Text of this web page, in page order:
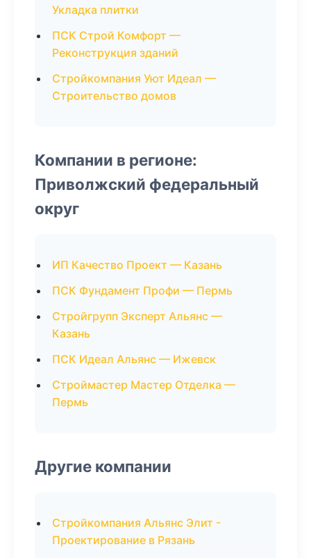
Укладка плитки
ПСК Строй Комфорт —
Реконструкция зданий
Стройкомпания Уют Идеал —
Строительство домов
Компании в регионе:
Приволжский федеральный
округ
ИП Качество Проект — Казань
ПСК Фундамент Профи — Пермь
Стройгрупп Эксперт Альянс —
Казань
ПСК Идеал Альянс — Ижевск
Строймастер Мастер Отделка —
Пермь
Другие компании
Стройкомпания Альянс Элит -
Проектирование в Рязань